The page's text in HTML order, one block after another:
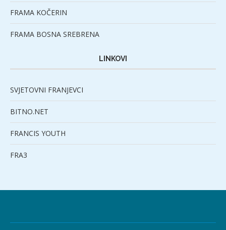
FRAMA KOČERIN
FRAMA BOSNA SREBRENA
LINKOVI
SVJETOVNI FRANJEVCI
BITNO.NET
FRANCIS YOUTH
FRA3